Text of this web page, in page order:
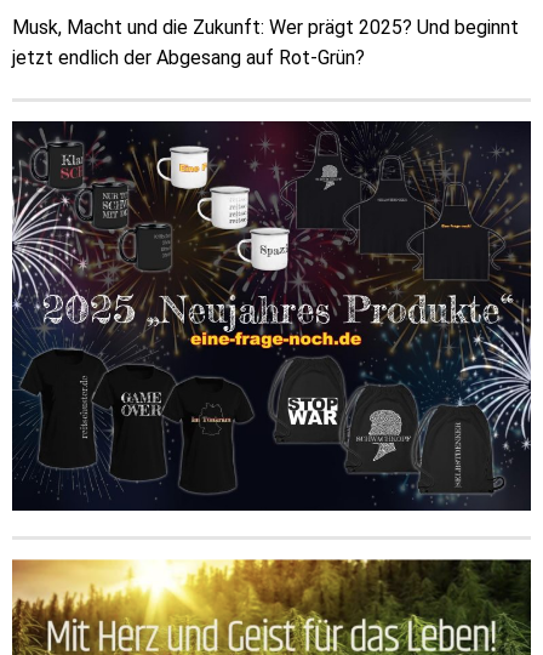
Musk, Macht und die Zukunft: Wer prägt 2025? Und beginnt
jetzt endlich der Abgesang auf Rot-Grün?